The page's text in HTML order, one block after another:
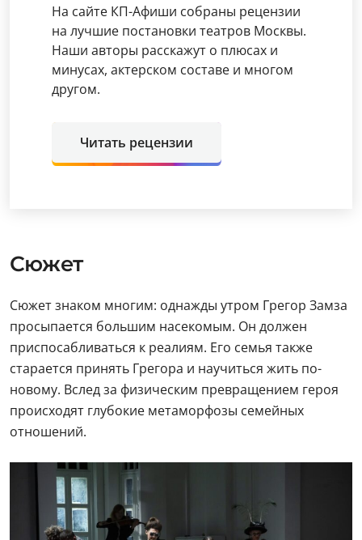
На сайте КП-Афиши собраны рецензии
на лучшие постановки театров Москвы.
Наши авторы расскажут о плюсах и
минусах, актерском составе и многом
другом.
Читать рецензии
Сюжет
Сюжет знаком многим: однажды утром Грегор Замза
просыпается большим насекомым. Он должен
приспосабливаться к реалиям. Его семья также
старается принять Грегора и научиться жить по-
новому. Вслед за физическим превращением героя
происходят глубокие метаморфозы семейных
отношений.